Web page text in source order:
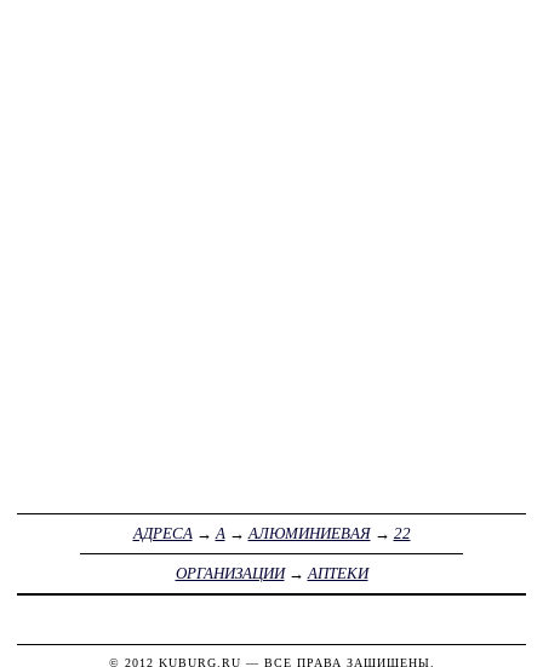
АДРЕСА→А→АЛЮМИНИЕВАЯ→ 22
ОРГАНИЗАЦИИ→АПТЕКИ
© 2012 KUBURG.RU — ВСЕ ПРАВА ЗАЩИЩЕНЫ.